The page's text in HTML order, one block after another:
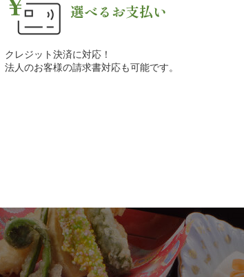
選べるお支払い
クレジット決済に対応！
法人のお客様の請求書対応も可能です。